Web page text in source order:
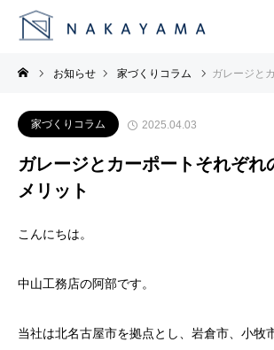
お知らせ 家づくりコラム ガレージとカーポー
家づくりコラム 2025.04.03
ガレージとカーポートそれぞれ
メリット
こんにちは。
中山工務店の阿部です。
当社は北名古屋市を拠点とし、岩倉市、小牧